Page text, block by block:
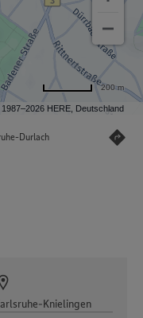
HERE, Deutschland
200 m
Durlach
Knielingen